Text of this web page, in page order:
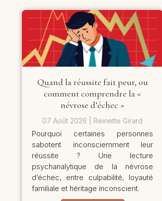
Quand la réussite fait peur, ou
comment comprendre la «
névrose d’échec »
07 Août 2026 Reinette Girard
Pourquoi certaines personnes
sabotent inconsciemment leur
réussite ? Une lecture
psychanalytique de la névrose
d’échec, entre culpabilité, loyauté
familiale et héritage inconscient.